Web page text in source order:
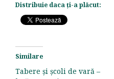
Distribuie daca ți-a plăcut:
Similare
Tabere și școli de vară –